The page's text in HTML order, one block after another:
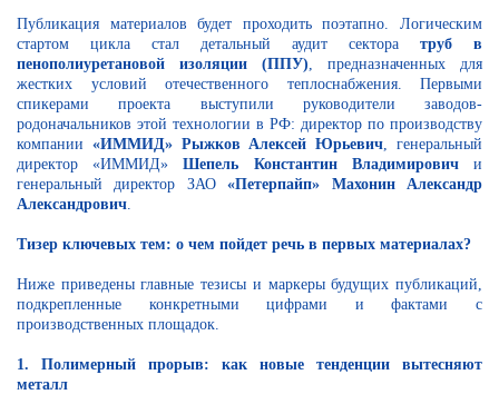
Публикация материалов будет проходить поэтапно. Логическим
стартом цикла стал детальный аудит сектора труб в
пенополиуретановой изоляции (ППУ) , предназначенных для
жестких условий отечественного теплоснабжения. Первыми
спикерами проекта выступили руководители заводов-
родоначальников этой технологии в РФ: директор по производству
компании «ИММИД» Рыжков Алексей Юрьевич , генеральный
директор «ИММИД»Шепель Константин Владимировичи
генеральный директор ЗАО«Петерпайп» Махонин Александр
Александрович
Тизер ключевых тем: о чем пойдет речь в первых материалах?
Ниже приведены главные тезисы и маркеры будущих публикаций,
подкрепленные конкретными цифрами и фактами с
производственных площадок.
1. Полимерный прорыв: как новые тенденции вытесняют
металл